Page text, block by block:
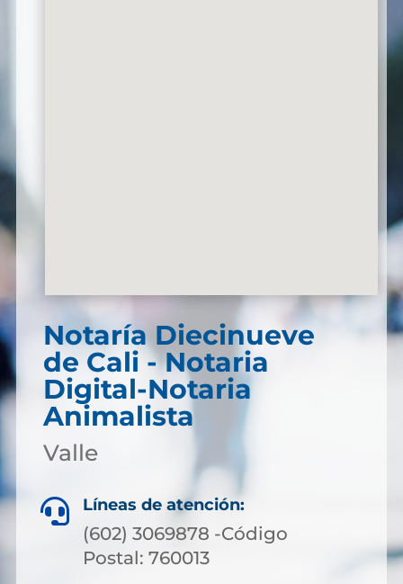
Notaría Diecinueve
de Cali - Notaria
Digital-Notaria
Animalista
Valle
 Líneas de atención:
(602) 3069878 -Código
Postal: 760013